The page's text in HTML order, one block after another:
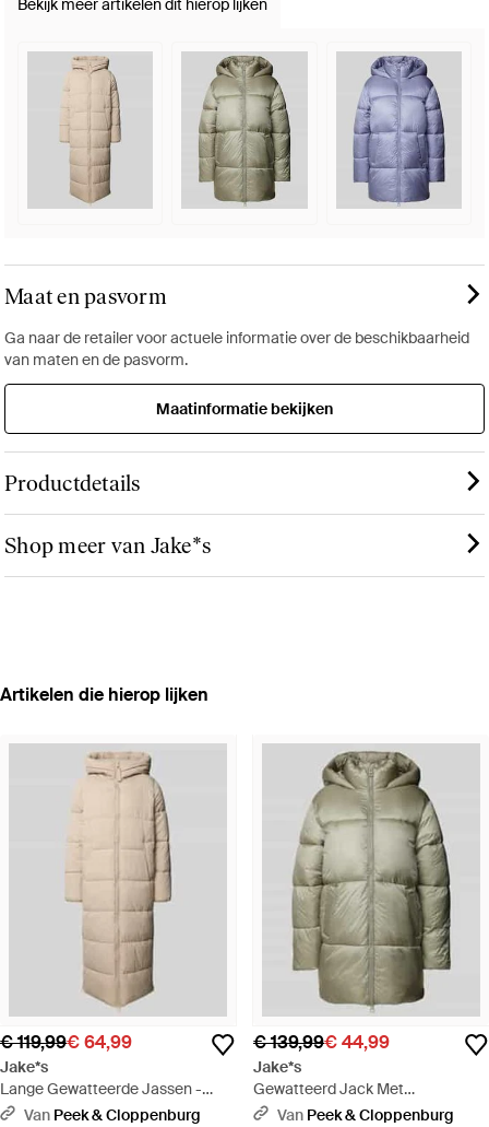
Bekijk meer artikelen dit hierop lijken
Maat en pasvorm
Ga naar de retailer voor actuele informatie over de beschikbaarheid
van maten en de pasvorm.
Maatinformatie bekijken
Productdetails
Shop meer van Jake*s
Artikelen die hierop lijken
€ 119,99€ 64,99
Jake*s
Lange Gewatteerde Jassen -
Naturel
Van Peek & Cloppenburg
€ 139,99€ 44,99
Jake*s
Gewatteerd Jack Met
Tweewegritssluiting - Groen
Van Peek & Cloppenburg